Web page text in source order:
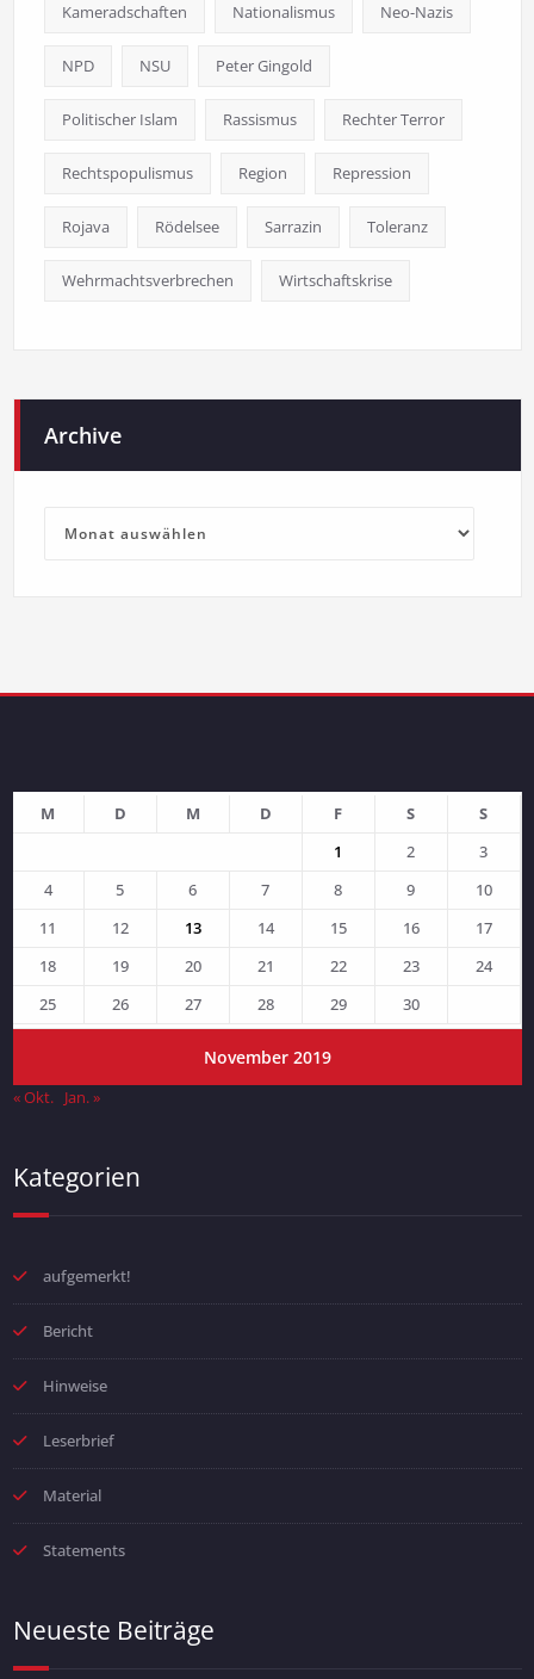
Kameradschaften Nationalismus Neo-Nazis
NPD NSU Peter Gingold
Politischer Islam Rassismus Rechter Terror
Rechtspopulismus Region Repression
Rojava Rödelsee Sarrazin Toleranz
Wehrmachtsverbrechen Wirtschaftskrise
Archive
November 2019
M D M D F S
S
1
2
3
4
5 6 7 8 9
10
11
12 13 14 15 16
17
18
19 20 21 22 23
24
25
26 27 28 29 30
« Okt. Jan. »
Kategorien
aufgemerkt!
Bericht
Hinweise
Leserbrief
Material
Statements
Neueste Beiträge